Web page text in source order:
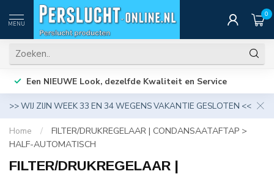
MENU
0
Een NIEUWE Look, dezelfde Kwaliteit en Service
>> WIJ ZIJN WEEK 33 EN 34 WEGENS VAKANTIE GESLOTEN <<
Home /
FILTER/DRUKREGELAAR | CONDANSAATAFTAP >
HALF-AUTOMATISCH
FILTER/DRUKREGELAAR |